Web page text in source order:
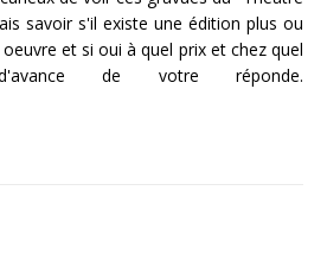
savoir s'il existe une édition plus ou
et si oui à quel prix et chez quel
de votre réponde.